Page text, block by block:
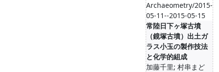
Archaeometry/2015-
05-11--2015-05-15
常陸日下ヶ塚古墳
（鏡塚古墳）出土ガ
ラス小玉の製作技法
と化学的組成
加藤千里; 村串まど